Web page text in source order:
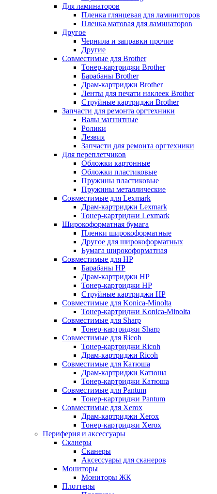
Для ламинаторов
Пленка глянцевая для ламиниторов
Пленка матовая для ламинаторов
Другое
Чернила и заправки прочие
Другие
Совместимые для Brother
Тонер-картриджи Brother
Барабаны Brother
Драм-картриджи Brother
Ленты для печати наклеек Brother
Струйные картриджи Brother
Запчасти для ремонта оргтехники
Валы магнитные
Ролики
Лезвия
Запчасти для ремонта оргтехники
Для переплетчиков
Обложки картонные
Обложки пластиковые
Пружины пластиковые
Пружины металлические
Совместимые для Lexmark
Драм-картриджи Lexmark
Тонер-картриджи Lexmark
Широкоформатная бумага
Пленки широкоформатные
Другое для широкоформатных
Бумага широкоформатная
Совместимые для HP
Барабаны HP
Драм-картриджи HP
Тонер-картриджи HP
Струйные картриджи HP
Совместимые для Konica-Minolta
Тонер-картриджи Konica-Minolta
Совместимые для Sharp
Тонер-картриджи Sharp
Совместимые для Ricoh
Тонер-картриджи Ricoh
Драм-картриджи Ricoh
Совместимые для Катюша
Драм-картриджи Катюша
Тонер-картриджи Катюша
Совместимые для Pantum
Тонер-картриджи Pantum
Совместимые для Xerox
Драм-картриджи Xerox
Тонер-картриджи Xerox
Периферия и аксессуары
Сканеры
Сканеры
Аксессуары для сканеров
Мониторы
Мониторы ЖК
Плоттеры